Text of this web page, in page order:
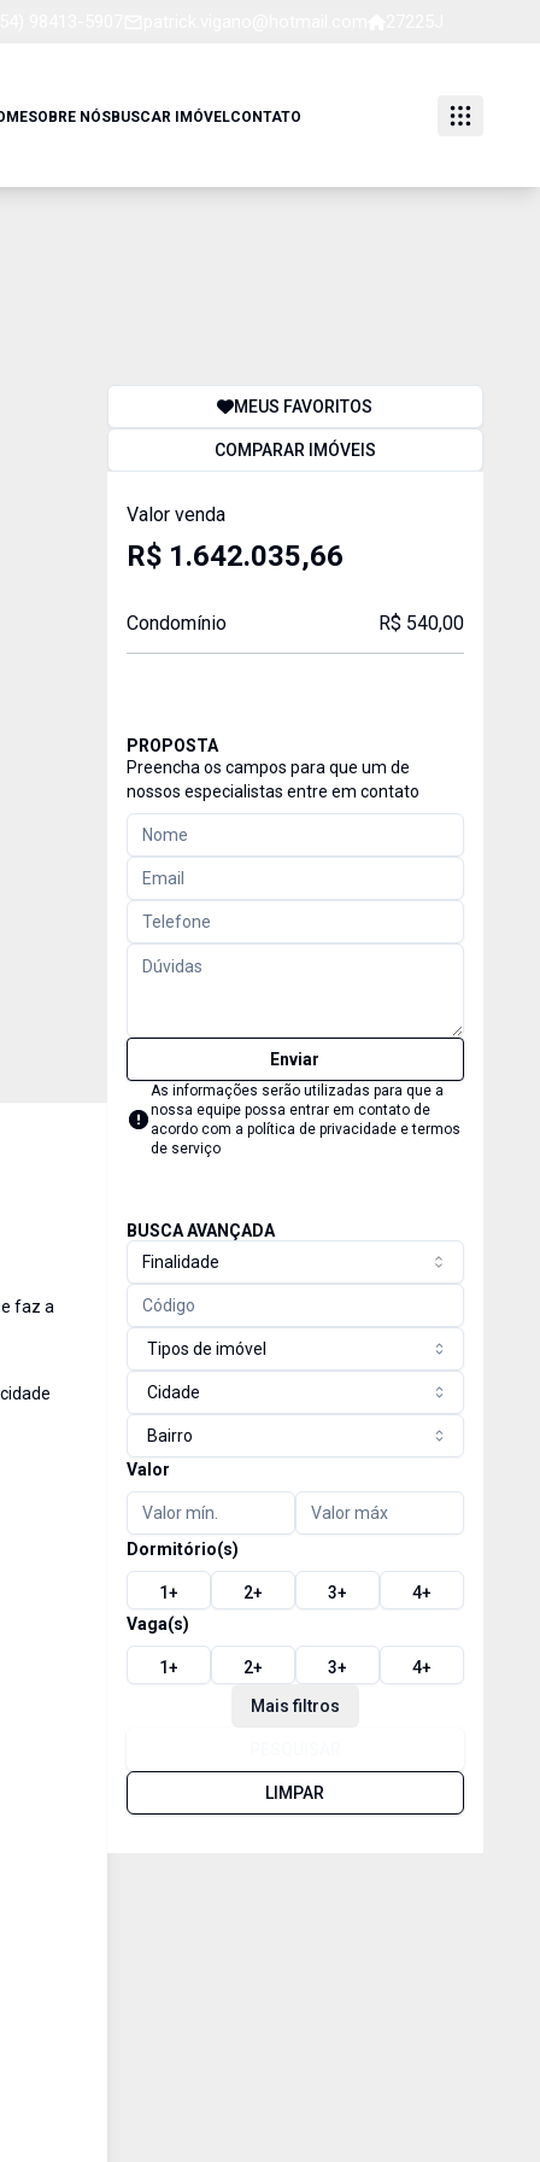
SOBRE NÓSBUSCAR IMÓVELCONTATO
faz a
MEUS FAVORITOS
COMPARAR IMÓVEIS
Valor venda
R$ 1.642.035,66
Condomínio R$ 540,00
PROPOSTA
Preencha os campos para que um de
nossos especialistas entre em contato
Enviar
As informações serão utilizadas para que a
nossa equipe possa entrar em contato de
acordo com a política de privacidade e termos
de serviço
BUSCA AVANÇADA
Finalidade
Tipos de imóvel
Cidade
Bairro
Valor
Dormitório(s)
1+ 2+ 3+ 4+
Vaga(s)
1+ 2+ 3+ 4+
Mais filtros
LIMPAR